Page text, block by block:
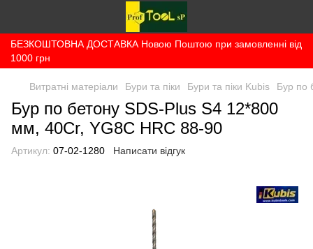
БЕЗКОШТОВНА ДОСТАВКА Новою Поштою при замовленні від
1000 грн
Витратні матеріали Бури та піки Бури та піки Kubis Бур по
Бур по бетону SDS-Plus S4 12*800
мм, 40Cr, YG8C HRC 88-90
Артикул: 07-02-1280 Написати відгук